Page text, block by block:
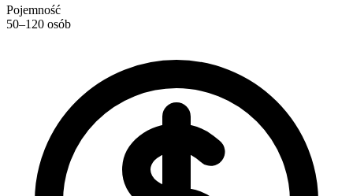
Pojemność
50–120 osób